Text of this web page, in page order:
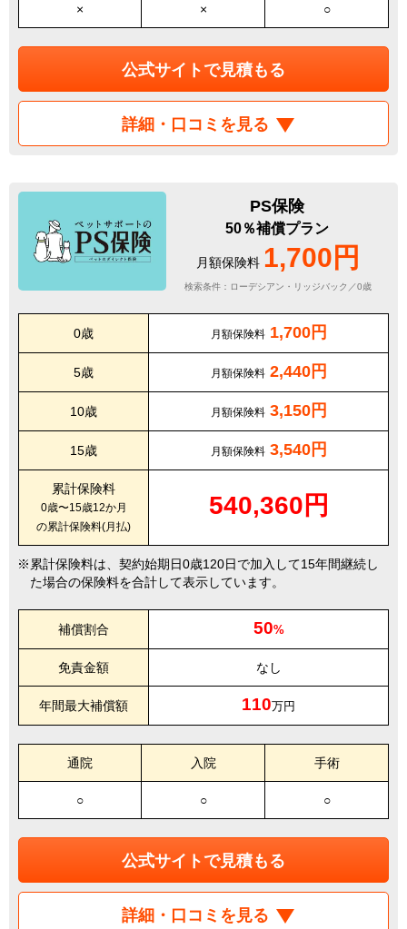
× × ○
公式サイトで見積もる
詳細・口コミを見る
PS保険
50％補償プラン
月額保険料 1,700円
検索条件：ローデシアン・リッジバック／0歳
0歳 月額保険料 1,700円
5歳 月額保険料 2,440円
10歳 月額保険料 3,150円
15歳 月額保険料 3,540円
累計保険料
0歳〜15歳12か月
の累計保険料(月払)
540,360円
累計保険料は、契約始期日0歳120日で加入して15年間継続し
た場合の保険料を合計して表示しています。
補償割合 50%
免責金額 なし
年間最大補償額 110万円
通院 入院 手術
○ ○ ○
公式サイトで見積もる
詳細・口コミを見る